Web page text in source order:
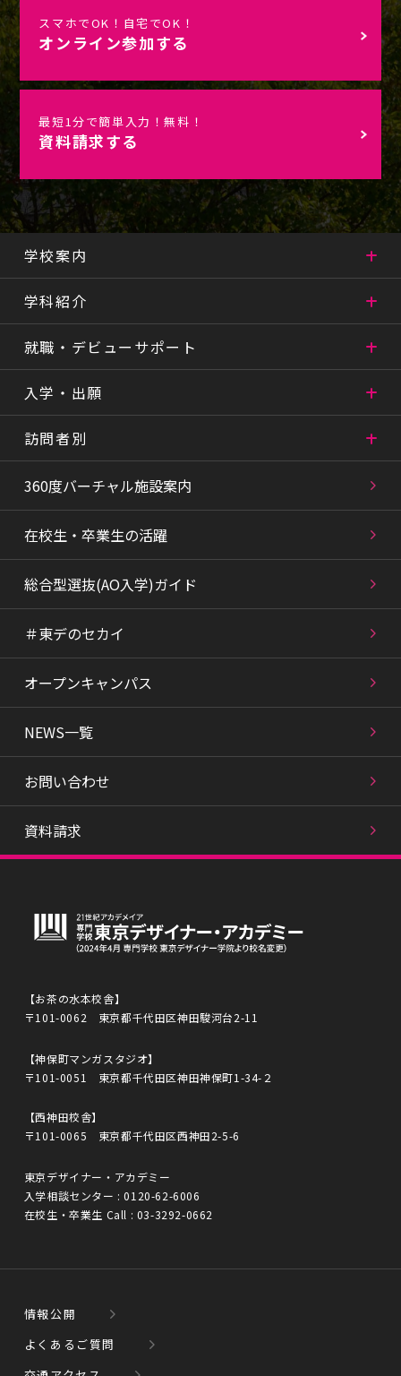
スマホでOK！自宅でOK！
オンライン参加する
最短1分で簡単入力！無料！
資料請求する
学校案内
学科紹介
就職・デビューサポート
入学・出願
訪問者別
360度バーチャル施設案内
在校生・卒業生の活躍
総合型選抜(AO入学)ガイド
＃東デのセカイ
オープンキャンパス
NEWS一覧
お問い合わせ
資料請求
【お茶の水本校舎】
〒101-0062 東京都千代田区神田駿河台2-11
【神保町マンガスタジオ】
〒101-0051 東京都千代田区神田神保町1-34-２
【西神田校舎】
〒101-0065 東京都千代田区西神田2-5-6
東京デザイナー・アカデミー
入学相談センター :0120-62-6006
在校生・卒業生 Call : 03-3292-0662
情報公開
よくあるご質問